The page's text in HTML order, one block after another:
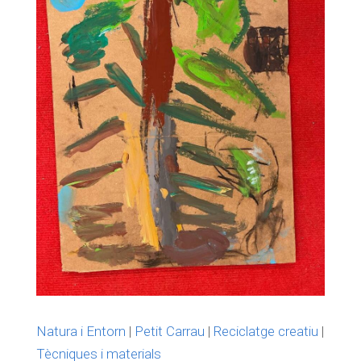
Natura i Entorn | Petit Carrau | Reciclatge creatiu |
Tècniques i materials